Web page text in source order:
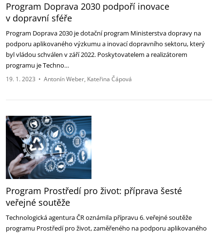
Program Doprava 2030 podpoří inovace
v dopravní sféře
Program Doprava 2030 je dotační program Ministerstva dopravy na
podporu aplikovaného výzkumu a inovací dopravního sektoru, který
byl vládou schválen v září 2022. Poskytovatelem a realizátorem
programu je Techno…
19. 1. 2023 • Antonín Weber Kateřina Čápová
Program Prostředí pro život: příprava šesté
veřejné soutěže
Technologická agentura ČR oznámila přípravu 6. veřejné soutěže
programu Prostředí pro život, zaměřeného na podporu aplikovaného